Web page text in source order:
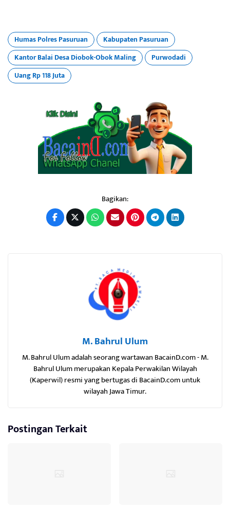
Humas Polres Pasuruan
Kabupaten Pasuruan
Kantor Balai Desa Diobok-Obok Maling
Purwodadi
Uang Rp 118 Juta
Bagikan:
M. Bahrul Ulum
M. Bahrul Ulum adalah seorang wartawan BacainD.com - M.
Bahrul Ulum merupakan Kepala Perwakilan Wilayah
(Kaperwil) resmi yang bertugas di BacainD.com untuk
wilayah Jawa Timur.
Postingan Terkait